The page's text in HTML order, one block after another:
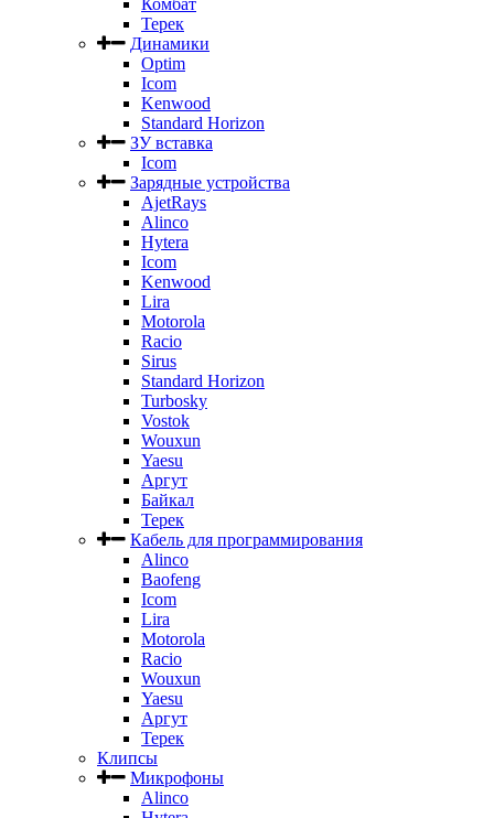
Комбат
Терек
Динамики
Optim
Icom
Kenwood
Standard Horizon
ЗУ вставка
Icom
Зарядные устройства
AjetRays
Alinco
Hytera
Icom
Kenwood
Lira
Motorola
Racio
Sirus
Standard Horizon
Turbosky
Vostok
Wouxun
Yaesu
Аргут
Байкал
Терек
Кабель для программирования
Alinco
Baofeng
Icom
Lira
Motorola
Racio
Wouxun
Yaesu
Аргут
Терек
Клипсы
Микрофоны
Alinco